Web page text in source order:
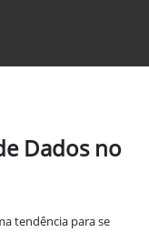
Dados no
tendência para se